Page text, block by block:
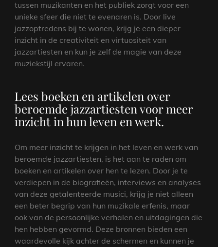
tussen muzikanten en het publiek zorgt voor een
unieke sfeer die niet te evenaren is. Door live
jazzoptredens bij te wonen, krijg je een dieper
inzicht in de creativiteit en virtuositeit van
jazzartiesten en kun je zelf de magie van deze
muziekstijl ervaren.
Lees boeken en artikelen over
beroemde jazzartiesten voor meer
inzicht in hun leven en werk.
Om meer inzicht te krijgen in het leven en werk van
beroemde jazzartiesten, is het aan te raden om
boeken en artikelen over hen te lezen. Door je te
verdiepen in de biografieën, interviews en analyses
van deze getalenteerde musici, krijg je niet alleen
een beter begrip van hun muzikale erfenis, maar
ook van de persoonlijke verhalen en uitdagingen die
hen hebben gevormd. Deze bronnen bieden een
waardevolle kijk achter de schermen en kunnen je